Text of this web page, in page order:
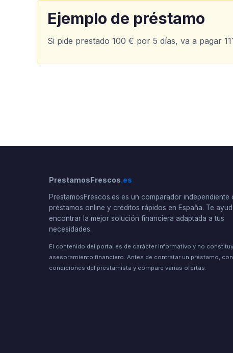
Ejemplo de préstamo
Si pide prestado 100 € por 5 días, va a pagar
PrestamosFrescos.es
PrestamosFrescos.es es un comparador independiente
préstamos online y créditos rápidos en España. Te
encontrar la mejor solución financiera adaptada a tus
necesidades.
El contenido del portal es de carácter informativo y no
asesoramiento financiero. Antes de contratar un préstamo,
condiciones del prestamista y compare varias ofertas.